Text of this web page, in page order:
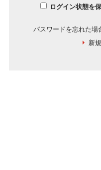
ログイン状態を
パスワードを忘れた場
新